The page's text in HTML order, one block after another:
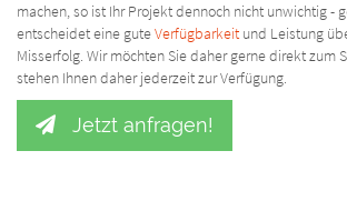
machen, so ist Ihr Projekt dennoch nicht unwichtig -
entscheidet eine guteVerfügbarkeitund Leistung
Misserfolg. Wir möchten Sie daher gerne direkt zum
stehen Ihnen daher jederzeit zur Verfügung.
Jetzt anfragen!